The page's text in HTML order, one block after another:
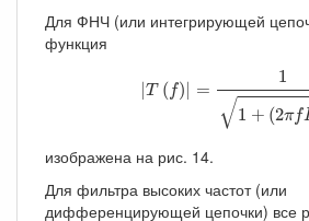
Для ФНЧ (или интегрирующей
функция
|T (f)| =
1
√1 + (2πf
fR
изображена на рис. 14.
Для фильтра высоких частот (или
дифференцирующей цепочки) все